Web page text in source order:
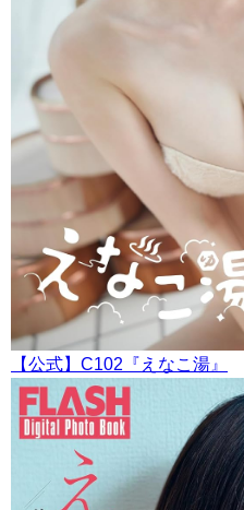
【公式】C102『えなこ湯』